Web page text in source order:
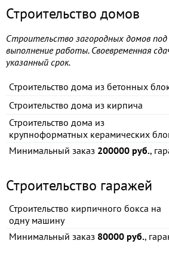
Строительство домов
Строительство загородных домов
выполнение работы. Своевременная
указанный срок.
Строительство дома из бетонных
Строительство дома из кирпича
Строительство дома из
крупноформатных керамических
Минимальный заказ 200000 руб.,
Строительство гаражей
Строительство кирпичного бокса на
одну машину
Минимальный заказ 80000 руб.,